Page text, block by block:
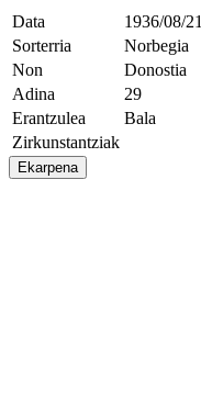
Data
1936/08/21
Sorterria
Norbegia
Non
Donostia
Adina
29
Erantzulea
Bala
Zirkunstantziak